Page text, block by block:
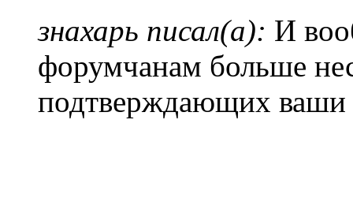
знахарь писал(а): И
форумчанам больше
подтверждающих ваши